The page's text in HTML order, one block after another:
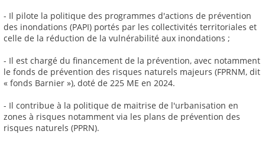
- Il pilote la politique des programmes d'actions de prévention
des inondations (PAPI) portés par les collectivités territoriales et
celle de la réduction de la vulnérabilité aux inondations ;
- Il est chargé du financement de la prévention, avec notamment
le fonds de prévention des risques naturels majeurs (FPRNM, dit
« fonds Barnier »), doté de 225 ME en 2024.
- Il contribue à la politique de maitrise de l'urbanisation en
zones à risques notamment via les plans de prévention des
risques naturels (PPRN).